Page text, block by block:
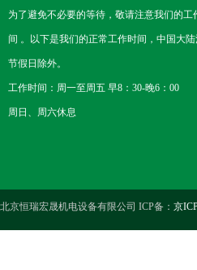
为了避免不必要的等待，敬请注意我们的工
间 。以下是我们的正常工作时间，中国大陆
节假日除外。
工作时间：周一至周五 早8：30-晚6：00
周日、周六休息
北京恒瑞宏晟机电设备有限公司 ICP备： 京